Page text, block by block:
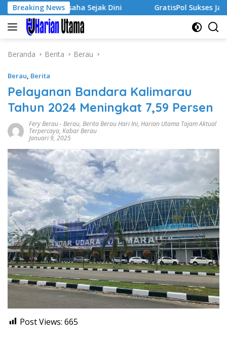
Langsung
ke
konten
Breaking News
Wirausaha Sejak Dini GratisPol Sukses Jangkau
Beranda Berita Berau
Berau, Berita
Pelayanan Bandara Kalimarau
Tahun 2024 Meningkat 7,59 Persen
Fery Berau-Berau, Berita Berau Hari Ini, Harian Utama Tajam Aktual
Terpercaya, Kabar Berau
Januari 9, 2025
Post Views: 665